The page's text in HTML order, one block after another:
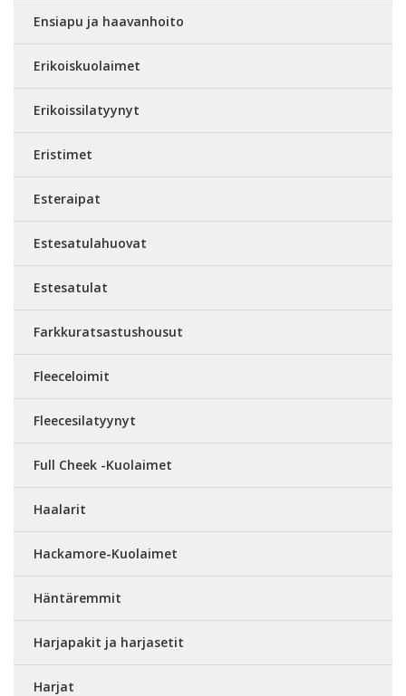
Ensiapu ja haavanhoito
Erikoiskuolaimet
Erikoissilatyynyt
Eristimet
Esteraipat
Estesatulahuovat
Estesatulat
Farkkuratsastushousut
Fleeceloimit
Fleecesilatyynyt
Full Cheek -Kuolaimet
Haalarit
Hackamore-Kuolaimet
Häntäremmit
Harjapakit ja harjasetit
Harjat